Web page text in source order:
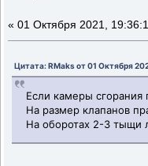
« 01 Октября 2021,
Цитата: RMaks от 01 Октября
Если камеры
На размер клапанов
На оборотах 2-3 тыщи